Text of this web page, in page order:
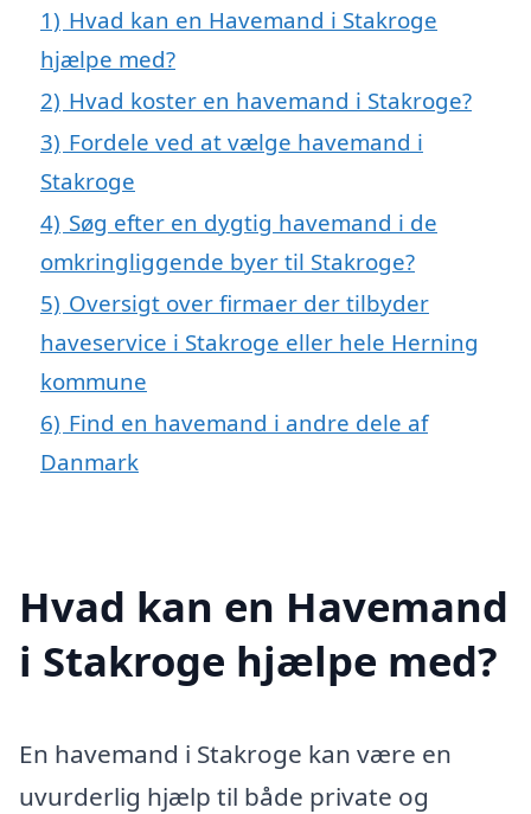
1) Hvad kan en Havemand i Stakroge
hjælpe med?
2) Hvad koster en havemand i Stakroge?
3) Fordele ved at vælge havemand i
Stakroge
4) Søg efter en dygtig havemand i de
omkringliggende byer til Stakroge?
5) Oversigt over firmaer der tilbyder
haveservice i Stakroge eller hele Herning
kommune
6) Find en havemand i andre dele af
Danmark
Hvad kan en Havemand
i Stakroge hjælpe med?
En havemand i Stakroge kan være en
uvurderlig hjælp til både private og